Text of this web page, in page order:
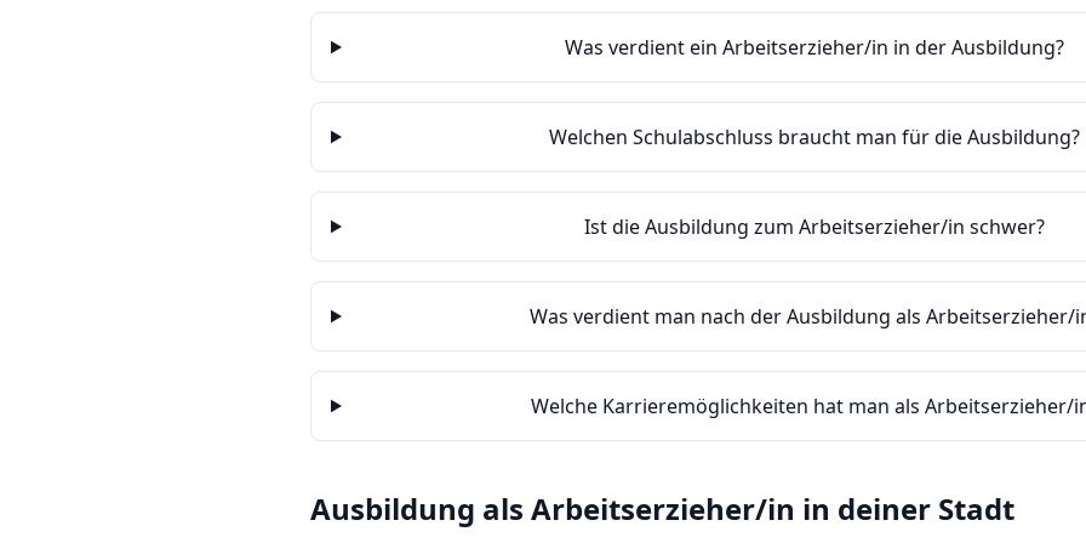
Was verdient ein Arbeitserzieher/in in der Ausbildung?
Welchen Schulabschluss braucht man für die Ausbildung?
Ist die Ausbildung zum Arbeitserzieher/in schwer?
Was verdient man nach der Ausbildung als Arbeitserzieher/
Welche Karrieremöglichkeiten hat man als Arbeitserzieher/
Ausbildung als Arbeitserzieher/in in deiner Stadt